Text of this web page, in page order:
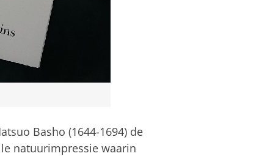
Basho (1644-1694) de
natuurimpressie waarin